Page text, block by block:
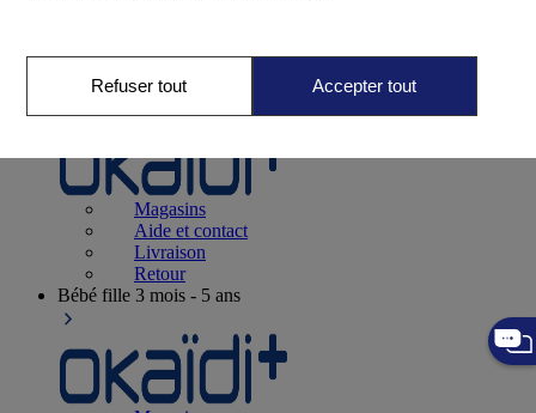
Naissance0-12 mois
Magasins
Aide et contact
Livraison
Retour
Bébé fille 3 mois - 5 ans
Refuser tout Accepter tout